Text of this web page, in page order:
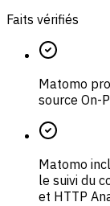
Faits vérifiés
Matomo
source On-
Matomo
le suivi du
et HTTP